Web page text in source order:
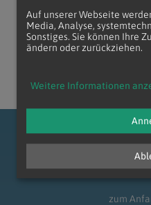
zum
Auf unserer Webseite
Media, Analyse,
Sonstiges. Sie können Ihre
ändern oder zurückziehen.
Weitere Informationen